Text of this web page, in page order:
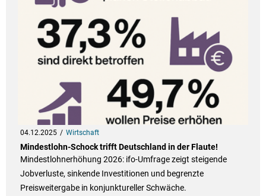
04.12.2025 Wirtschaft
Mindestlohn-Schock trifft Deutschland in der Flaute!
Mindestlohnerhöhung 2026: ifo-Umfrage zeigt steigende
Jobverluste, sinkende Investitionen und begrenzte
Preisweitergabe in konjunktureller Schwäche.